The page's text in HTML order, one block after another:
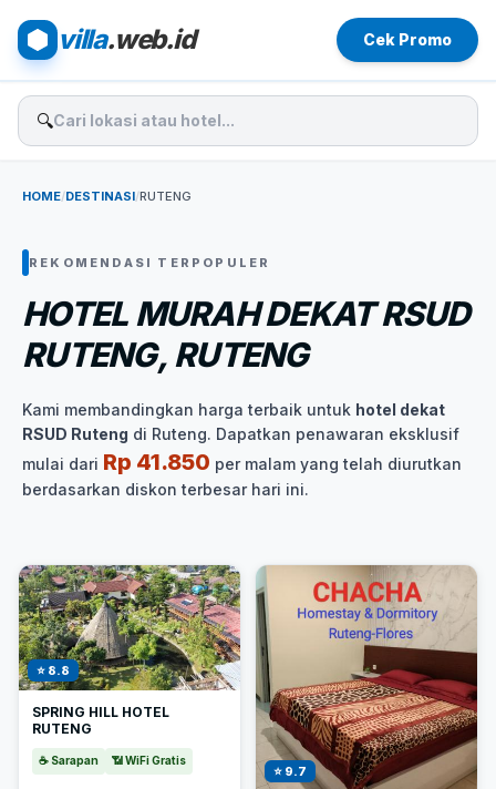
villa.web.id Cek Promo
🔍
HOME/DESTINASI/RUTENG
REKOMENDASI TERPOPULER
HOTEL MURAH DEKAT RSUD
RUTENG, RUTENG
Kami membandingkan harga terbaik untuk hotel dekat
RSUD Ruteng di Ruteng. Dapatkan penawaran eksklusif
mulai dari Rp 41.850 per malam yang telah diurutkan
berdasarkan diskon terbesar hari ini.
⭐ 8.8
SPRING HILL HOTEL
RUTENG
☕ Sarapan 📶 WiFi Gratis
⭐ 9.7